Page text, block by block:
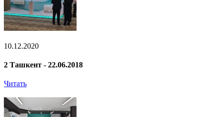
10.12.2020
2 Ташкент - 22.06.2018
Читать